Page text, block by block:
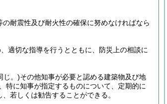
耐震性及び耐火性の確保に努めなければなら
適切な指導を行うとともに、防災上の相談に
じ。)その他知事が必要と認める建築物及び地
特に知事が指定するものについて、定期的に
若しくは勧告することができる。